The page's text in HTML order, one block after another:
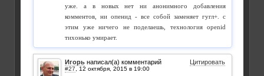
уже. а в новых нет ни анонимного добавления
комментов, ни опенид - все собой заменяет гугл+. с
этим уже ничего не поделаешь, технология openid
тихонько умирает.
Игорь написал(а) комментарий Цитировать
#27